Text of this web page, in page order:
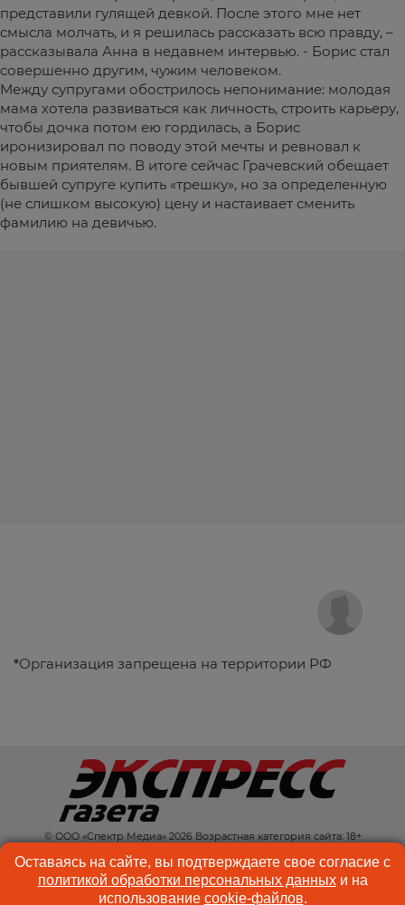
представили гулящей девкой. После этого мне нет
смысла молчать, и я решилась рассказать всю правду, –
рассказывала Анна в недавнем интервью. - Борис стал
совершенно другим, чужим человеком.
Между супругами обострилось непонимание: молодая
мама хотела развиваться как личность, строить карьеру,
чтобы дочка потом ею гордилась, а Борис
иронизировал по поводу этой мечты и ревновал к
новым приятелям. В итоге сейчас Грачевский обещает
бывшей супруге купить «трешку», но за определенную
(не слишком высокую) цену и настаивает сменить
фамилию на девичью.
*Организация запрещена на территории РФ
© ООО «Спектр Медиа» 2026 Возрастная категория сайта: 18+
КОНТАКТЫ
РЕКЛАМА
КУКИ-ФАЙЛЫ
ПОЛЬЗОВАТЕЛЬСКОЕ
Оставаясь на сайте, вы подтверждаете свое согласие с
политикой обработки персональных данныхи на
использование cookie-файлов.